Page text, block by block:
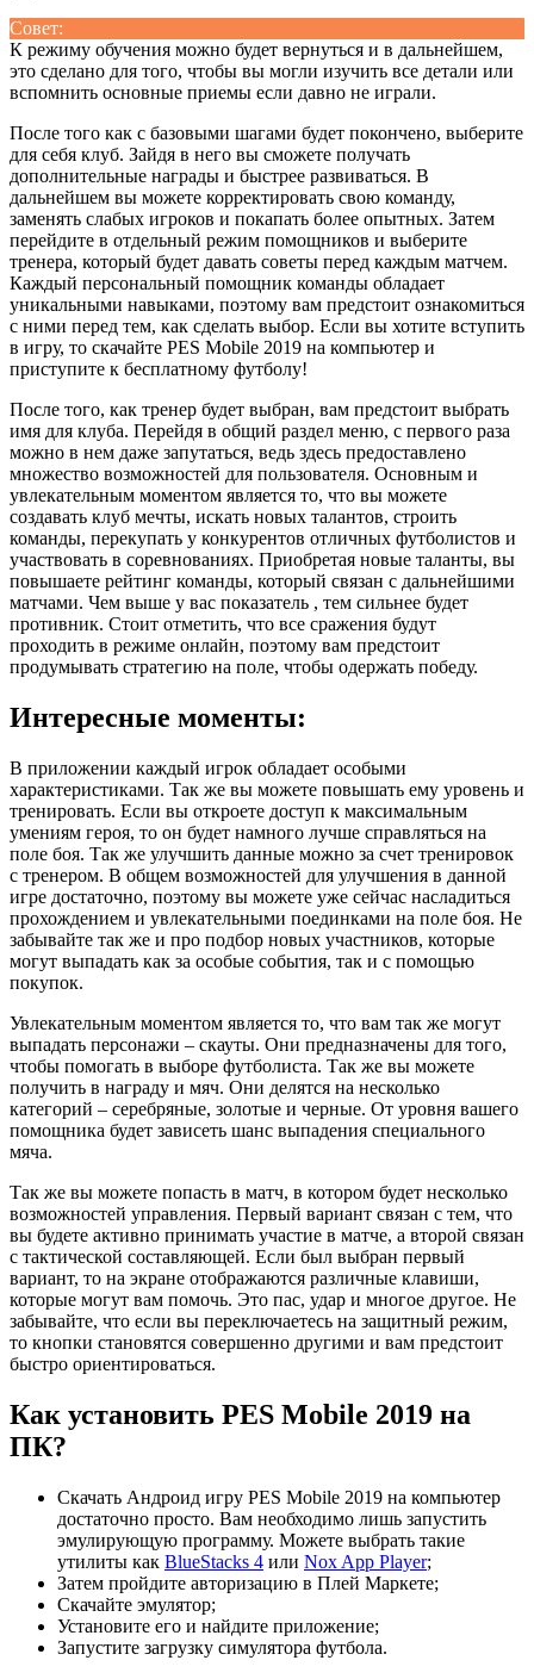
Совет:
К режиму обучения можно будет вернуться и в дальнейшем,
это сделано для того, чтобы вы могли изучить все детали или
вспомнить основные приемы если давно не играли.
После того как с базовыми шагами будет покончено, выберите
для себя клуб. Зайдя в него вы сможете получать
дополнительные награды и быстрее развиваться. В
дальнейшем вы можете корректировать свою команду,
заменять слабых игроков и покапать более опытных. Затем
перейдите в отдельный режим помощников и выберите
тренера, который будет давать советы перед каждым матчем.
Каждый персональный помощник команды обладает
уникальными навыками, поэтому вам предстоит ознакомиться
с ними перед тем, как сделать выбор. Если вы хотите вступить
в игру, то скачайте PES Mobile 2019 на компьютер и
приступите к бесплатному футболу!
После того, как тренер будет выбран, вам предстоит выбрать
имя для клуба. Перейдя в общий раздел меню, с первого раза
можно в нем даже запутаться, ведь здесь предоставлено
множество возможностей для пользователя. Основным и
увлекательным моментом является то, что вы можете
создавать клуб мечты, искать новых талантов, строить
команды, перекупать у конкурентов отличных футболистов и
участвовать в соревнованиях. Приобретая новые таланты, вы
повышаете рейтинг команды, который связан с дальнейшими
матчами. Чем выше у вас показатель , тем сильнее будет
противник. Стоит отметить, что все сражения будут
проходить в режиме онлайн, поэтому вам предстоит
продумывать стратегию на поле, чтобы одержать победу.
Интересные моменты:
В приложении каждый игрок обладает особыми
характеристиками. Так же вы можете повышать ему уровень и
тренировать. Если вы откроете доступ к максимальным
умениям героя, то он будет намного лучше справляться на
поле боя. Так же улучшить данные можно за счет тренировок
с тренером. В общем возможностей для улучшения в данной
игре достаточно, поэтому вы можете уже сейчас насладиться
прохождением и увлекательными поединками на поле боя. Не
забывайте так же и про подбор новых участников, которые
могут выпадать как за особые события, так и с помощью
покупок.
Увлекательным моментом является то, что вам так же могут
выпадать персонажи – скауты. Они предназначены для того,
чтобы помогать в выборе футболиста. Так же вы можете
получить в награду и мяч. Они делятся на несколько
категорий – серебряные, золотые и черные. От уровня вашего
помощника будет зависеть шанс выпадения специального
мяча.
Так же вы можете попасть в матч, в котором будет несколько
возможностей управления. Первый вариант связан с тем, что
вы будете активно принимать участие в матче, а второй связан
с тактической составляющей. Если был выбран первый
вариант, то на экране отображаются различные клавиши,
которые могут вам помочь. Это пас, удар и многое другое. Не
забывайте, что если вы переключаетесь на защитный режим,
то кнопки становятся совершенно другими и вам предстоит
быстро ориентироваться.
Как установить PES Mobile 2019 на
ПК?
Скачать Андроид игру PES Mobile 2019 на компьютер
достаточно просто. Вам необходимо лишь запустить
эмулирующую программу. Можете выбрать такие
утилиты как BlueStacks 4 или Nox App Player;
Затем пройдите авторизацию в Плей Маркете;
Скачайте эмулятор;
Установите его и найдите приложение;
Запустите загрузку симулятора футбола.